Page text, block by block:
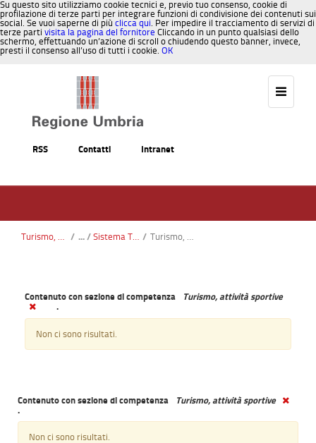
Su questo sito utilizziamo cookie tecnici e, previo tuo consenso, cookie di
profilazione di terze parti per integrare funzioni di condivisione dei contenuti sui
social. Se vuoi saperne di più clicca qui. Per impedire il tracciamento di servizi di
terze parti visita la pagina del fornitore Cliccando in un punto qualsiasi dello
schermo, effettuando un’azione di scroll o chiudendo questo banner, invece,
presti il consenso all’uso di tutti i cookie. OK
RSS Contatti Intranet
Turismo, Sport, Caccia, Pesca / Sistema TOM di Umbriatourism / Turismo, attività sportive
Contenuto con sezione di competenza
Turismo, attività sportive
.
Non ci sono risultati.
Contenuto con sezione di competenza
Turismo, attività sportive
.
Non ci sono risultati.